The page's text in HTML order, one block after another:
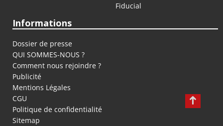
Fiducial
Informations
Dossier de presse
QUI SOMMES-NOUS ?
Comment nous rejoindre ?
Publicité
Mentions Légales
CGU
Politique de confidentialité
Sitemap